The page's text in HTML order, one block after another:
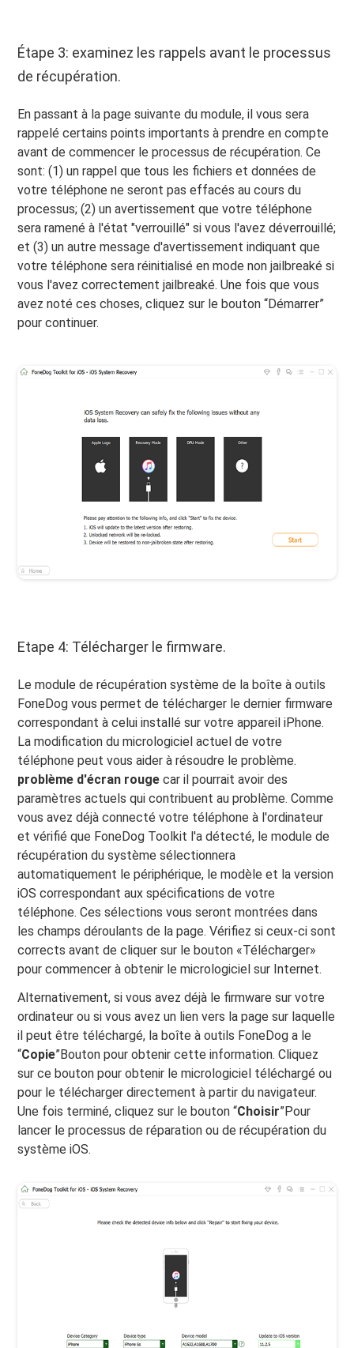
Étape 3: examinez les rappels avant le processus
de récupération.
En passant à la page suivante du module, il vous sera
rappelé certains points importants à prendre en compte
avant de commencer le processus de récupération. Ce
sont: (1) un rappel que tous les fichiers et données de
votre téléphone ne seront pas effacés au cours du
processus; (2) un avertissement que votre téléphone
sera ramené à l'état "verrouillé" si vous l'avez déverrouillé;
et (3) un autre message d'avertissement indiquant que
votre téléphone sera réinitialisé en mode non jailbreaké si
vous l'avez correctement jailbreaké. Une fois que vous
avez noté ces choses, cliquez sur le bouton “Démarrer”
pour continuer.
Etape 4: Télécharger le firmware.
Le module de récupération système de la boîte à outils
FoneDog vous permet de télécharger le dernier firmware
correspondant à celui installé sur votre appareil iPhone.
La modification du micrologiciel actuel de votre
téléphone peut vous aider à résoudre le problème.
problème d'écran rouge car il pourrait avoir des
paramètres actuels qui contribuent au problème. Comme
vous avez déjà connecté votre téléphone à l'ordinateur
et vérifié que FoneDog Toolkit l'a détecté, le module de
récupération du système sélectionnera
automatiquement le périphérique, le modèle et la version
iOS correspondant aux spécifications de votre
téléphone. Ces sélections vous seront montrées dans
les champs déroulants de la page. Vérifiez si ceux-ci sont
corrects avant de cliquer sur le bouton «Télécharger»
pour commencer à obtenir le micrologiciel sur Internet.
Alternativement, si vous avez déjà le firmware sur votre
ordinateur ou si vous avez un lien vers la page sur laquelle
il peut être téléchargé, la boîte à outils FoneDog a le
“Copie”Bouton pour obtenir cette information. Cliquez
sur ce bouton pour obtenir le micrologiciel téléchargé ou
pour le télécharger directement à partir du navigateur.
Une fois terminé, cliquez sur le bouton “Choisir”Pour
lancer le processus de réparation ou de récupération du
système iOS.